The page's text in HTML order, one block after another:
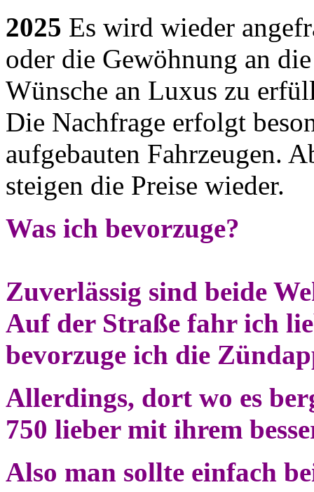
2025 Es wird wieder
oder die Gewöhnung an
Wünsche an Luxus zu
Die Nachfrage erfolgt
aufgebauten Fahrzeugen.
steigen die Preise wieder.
Was ich bevorzuge?
Zuverlässig sind beide
Auf der Straße fahr ich
bevorzuge ich die
Allerdings, dort wo es
750 lieber mit ihrem
Also man sollte einfach